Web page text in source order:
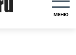
МЕНЮ